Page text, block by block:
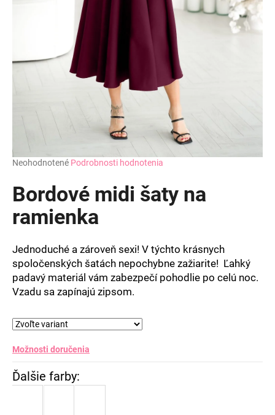
Priemerné
produktu
je
hviezdičiek.
Neohodnotené Podrobnosti hodnotenia
Bordové midi šaty na
ramienka
Jednoduché a zároveň sexi! V týchto krásnych
spoločenských šatách nepochybne zažiarite! Ľahký
padavý materiál vám zabezpečí pohodlie po celú noc.
Vzadu sa zapínajú zipsom.
Možnosti doručenia
ť
HĽADAŤ
O
d
p
r
ú
č
a
e